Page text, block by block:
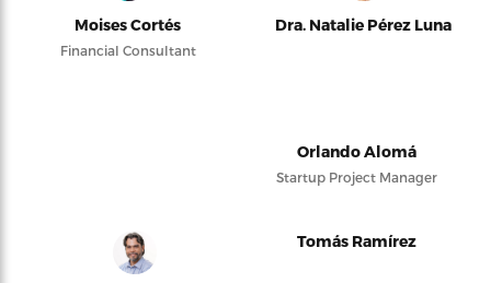
Moises Cortés
Financial Consultant
Dra. Natalie Pérez Luna
Orlando Alomá
Startup Project Manager
Tomás Ramírez